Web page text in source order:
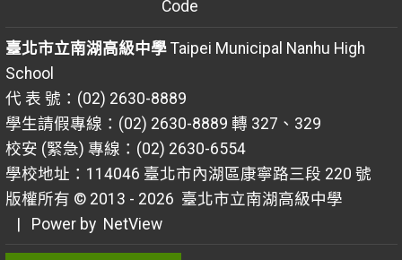
臺北市立南湖高級中學Taipei Municipal Nanhu High
School
代 表 號：(02) 2630-8889
學生請假專線：(02) 2630-8889 轉 327、329
校安 (緊急) 專線：(02) 2630-6554
學校地址：114046 臺北市內湖區康寧路三段 220 號
版權所有 © 2013 - 2026 臺北市立南湖高級中學
| Power by NetView